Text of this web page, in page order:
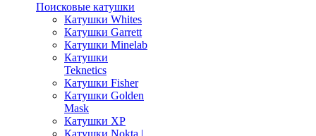
Поисковые катушки
Катушки Whites
Катушки Garrett
Катушки Minelab
Катушки
Teknetics
Катушки Fisher
Катушки Golden
Mask
Катушки XP
Катушки Nokta |